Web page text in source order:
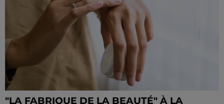
"LA FABRIQUE DE LA BEAUTÉ" À LA